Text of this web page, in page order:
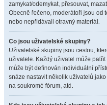
zamykat/odemykat, přesouvat,
Obecně řečeno, moderátoři jsou od
nebo nepřidávali otravný materiál.
Co jsou uživatelské skupiny?
Uživatelské skupiny jsou cestou,
uživatele. Každý uživatel může
může být definován individuální
snáze nastavit několik uživatelů
na soukromé fórum, atd.